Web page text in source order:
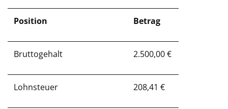
Position Betrag
Bruttogehalt 2.500,00 €
Lohnsteuer 208,41 €